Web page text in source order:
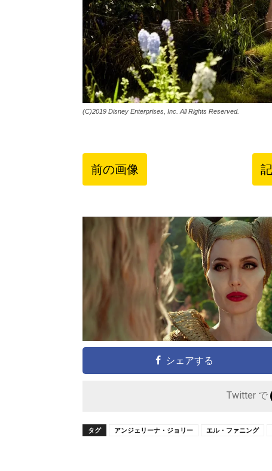
(C)2019 Disney Enterprises, Inc. All Rights Reserved.
前の画像
シェアする
Twitter で
タグ アンジェリーナ・ジョリー エル・ファニング